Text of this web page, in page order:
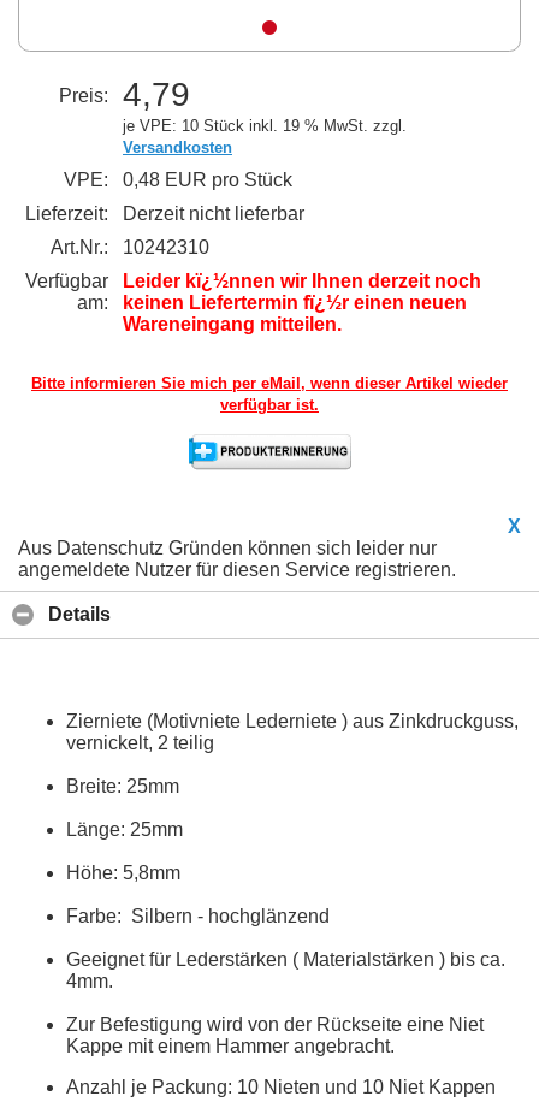
Preis: 4,79
je VPE: 10 Stück inkl. 19 % MwSt. zzgl.
Versandkosten
VPE:
0,48 EUR pro Stück
Lieferzeit:
Derzeit nicht lieferbar
Art.Nr.:
10242310
Verfügbar
am:
Leider kï¿½nnen wir Ihnen derzeit noch
keinen Liefertermin fï¿½r einen neuen
Wareneingang mitteilen.
Bitte informieren Sie mich per eMail, wenn dieser Artikel wieder
verfügbar ist.
X
Aus Datenschutz Gründen können sich leider nur
angemeldete Nutzer für diesen Service registrieren.
Details
Zierniete (Motivniete Lederniete ) aus Zinkdruckguss,
vernickelt, 2 teilig
Breite: 25mm
Länge: 25mm
Höhe: 5,8mm
Farbe: Silbern - hochglänzend
Geeignet für Lederstärken ( Materialstärken ) bis ca.
4mm.
Zur Befestigung wird von der Rückseite eine Niet
Kappe mit einem Hammer angebracht.
Anzahl je Packung: 10 Nieten und 10 Niet Kappen